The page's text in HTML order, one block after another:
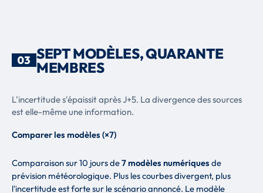
03 SEPT MODÈLES, QUARANTE
MEMBRES
L'incertitude s'épaissit après J+5. La divergence des sources
est elle-même une information.
Comparer les modèles (×7)
Comparaison sur 10 jours de7 modèles numériques de
prévision météorologique. Plus les courbes divergent, plus
l'incertitude est forte sur le scénario annoncé. Le modèle